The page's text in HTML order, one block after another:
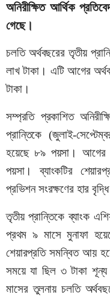
অনিরীক্ষিত আর্থিক
গেছে।
চলতি অর্থবছরের তৃতীয়
লাখ টাকা। এটি আগের
টাকা।
সম্প্রতি প্রকাশিত
প্রান্তিকে (জুলাই-
হয়েছে ৮৯ পয়সা। আগের
পয়সা। ব্যাংকটির
প্রভিশন সংরক্ষণের হার
তৃতীয় প্রান্তিকে ব্যাংক
প্রথম ৯ মাসে মুনাফা
শেয়ারপ্রতি সমন্বিত আয়
সময়ে যা ছিল ৩ টাকা
মাসের তুলনায় চলতি